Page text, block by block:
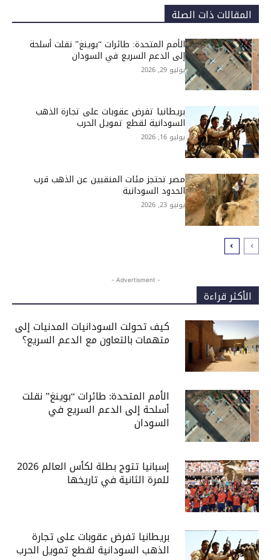
المقالات ذات الصلة
الأمم المتحدة: طائرات “بوينغ” نقلت أسلحة
إلى الدعم السريع في السودان
يوليو 29, 2026
بريطانيا تفرض عقوبات على تجارة الذهب
السودانية لقطع تمويل الحرب
يوليو 16, 2026
مصر تحتجز مئات المنقبين عن الذهب قرب
الحدود السودانية
يونيو 23, 2026
- Advertisment -
الأكثر قراءة
كيف تحولت السودانيات المدنيات إلى
متهمات بالتعاون مع الدعم السريع؟
الأمم المتحدة: طائرات “بوينغ” نقلت
أسلحة إلى الدعم السريع في
السودان
إسبانيا تتوج بطلة لكأس العالم 2026
للمرة الثانية في تاريخها
بريطانيا تفرض عقوبات على تجارة
الذهب السودانية لقطع تمويل الحرب